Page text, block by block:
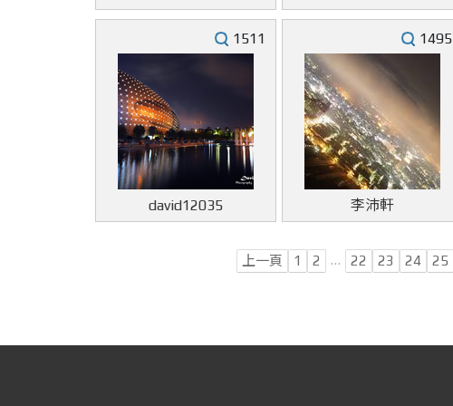
1511
david12035
1495
李沛軒
上一頁 1 2 … 22 23 24 25